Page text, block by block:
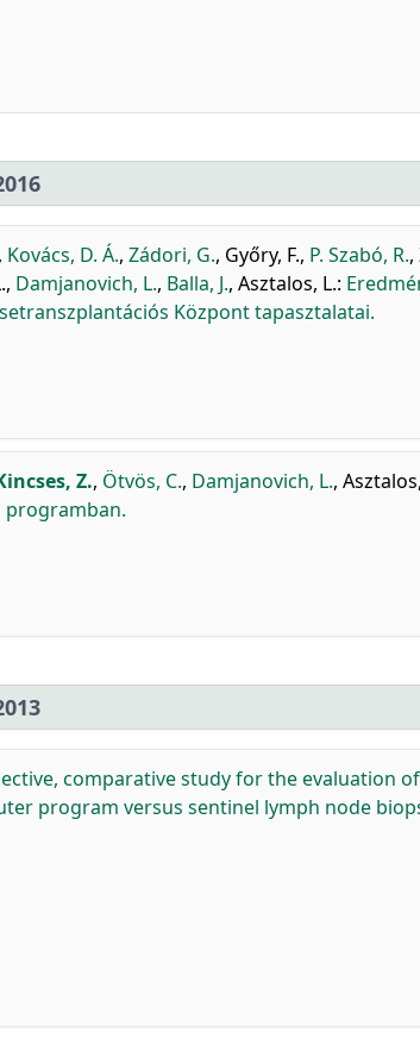
, Kovács, D. Á., Zádori, G., Győry, F., P. Szabó, R.,
, Damjanovich, L., Balla, J., Asztalos, L.:
Központ tapasztalatai.
Z., Ötvös, C., Damjanovich, L.,
programban.
comparative study for the evaluation
program versus sentinel lymph node